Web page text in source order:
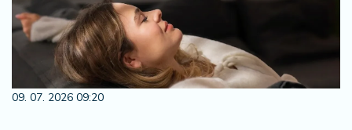
09. 07. 2026 09:20